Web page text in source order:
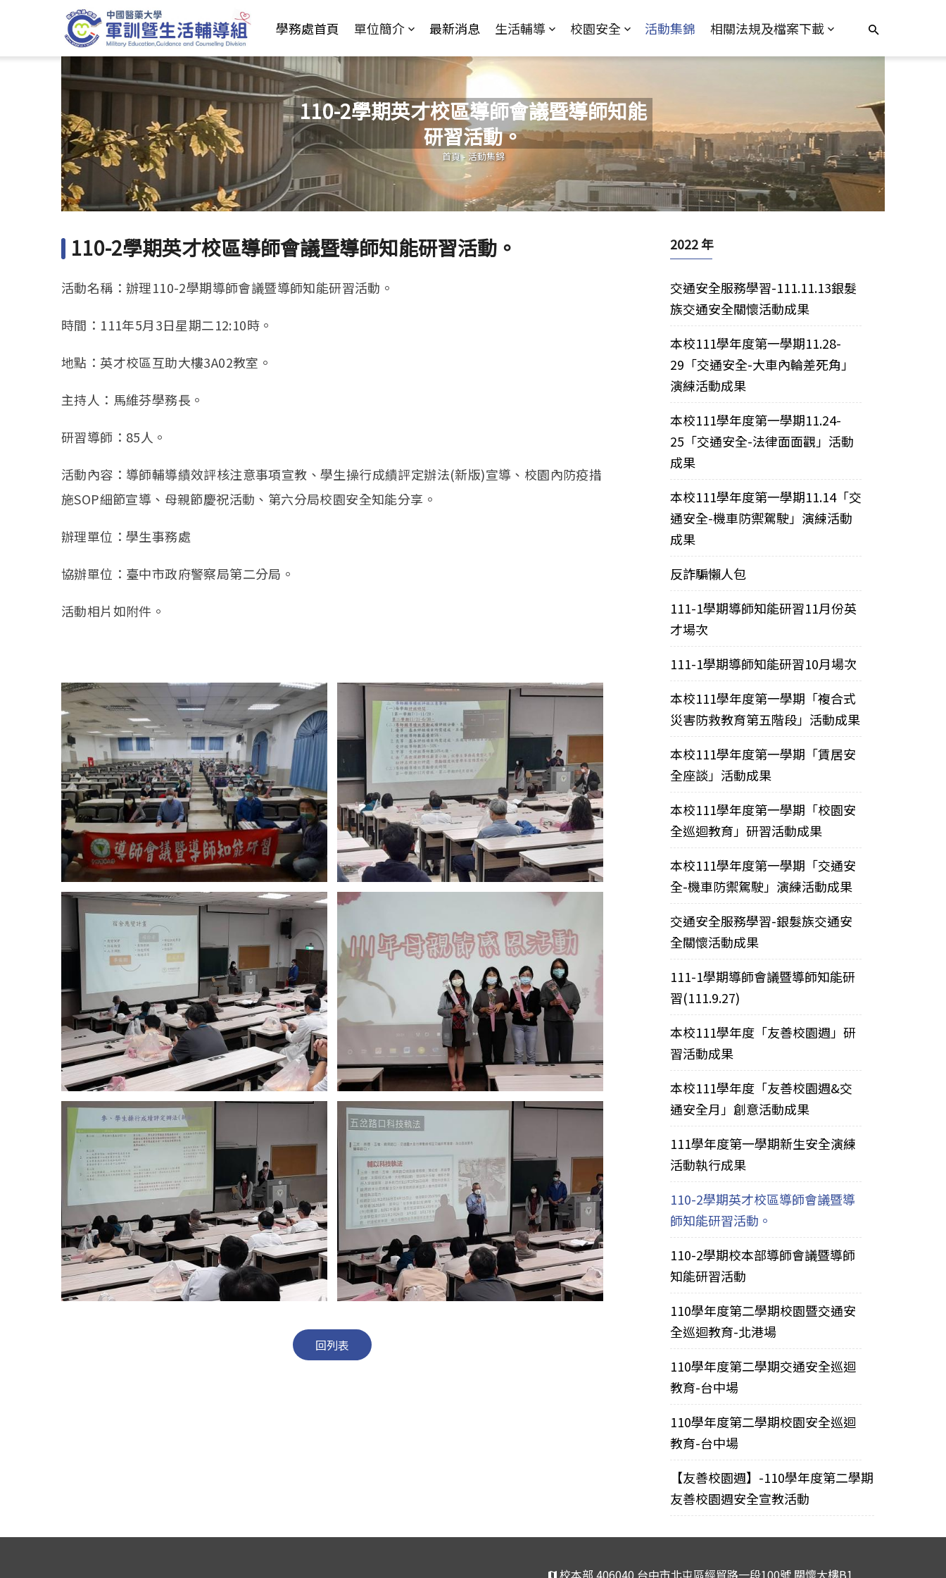
學務處首頁 單位簡介 最新消息 生活輔導 校園安全 活動集錦 相關法規及檔案下載
110-2學期英才校區導師會議暨導師知能
研習活動。
您在這裡
首頁- 活動集錦
110-2學期英才校區導師會議暨導師知能研習活動。
活動名稱：辦理110-2學期導師會議暨導師知能研習活動。
時間：111年5月3日星期二12:10時。
地點：英才校區互助大樓3A02教室。
主持人：馬維芬學務長。
研習導師：85人。
活動內容：導師輔導績效評核注意事項宣教、學生操行成績評定辦法(新版)宣導、校園內防疫措
施SOP細節宣導、母親節慶祝活動、第六分局校園安全知能分享。
辦理單位：學生事務處
協辦單位：臺中市政府警察局第二分局。
活動相片如附件。
回列表
2022 年
交通安全服務學習-111.11.13銀髮
族交通安全關懷活動成果
本校111學年度第一學期11.28-
29「交通安全-大車內輪差死角」
演練活動成果
本校111學年度第一學期11.24-
25「交通安全-法律面面觀」活動
成果
本校111學年度第一學期11.14「交
通安全-機車防禦駕駛」演練活動
成果
反詐騙懶人包
111-1學期導師知能研習11月份英
才場次
111-1學期導師知能研習10月場次
本校111學年度第一學期「複合式
災害防救教育第五階段」活動成果
本校111學年度第一學期「賃居安
全座談」活動成果
本校111學年度第一學期「校園安
全巡迴教育」研習活動成果
本校111學年度第一學期「交通安
全-機車防禦駕駛」演練活動成果
交通安全服務學習-銀髮族交通安
全關懷活動成果
111-1學期導師會議暨導師知能研
習(111.9.27)
本校111學年度「友善校園週」研
習活動成果
本校111學年度「友善校園週&交
通安全月」創意活動成果
111學年度第一學期新生安全演練
活動執行成果
110-2學期英才校區導師會議暨導
師知能研習活動。
110-2學期校本部導師會議暨導師
知能研習活動
110學年度第二學期校園暨交通安
全巡迴教育-北港場
110學年度第二學期交通安全巡迴
教育-台中場
110學年度第二學期校園安全巡迴
教育-台中場
【友善校園週】-110學年度第二學期
友善校園週安全宣教活動
校本部 406040 台中市北屯區經貿路一段100號 關懷大樓B1